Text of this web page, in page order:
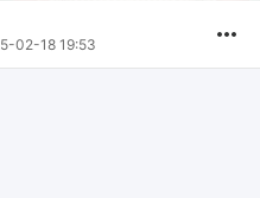
02-18 19:53